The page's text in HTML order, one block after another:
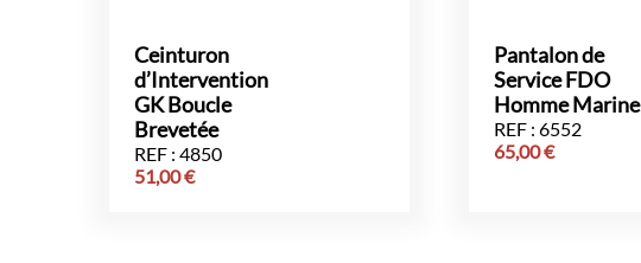
Ceinturon
d’Intervention
GK Boucle
Brevetée
REF : 4850
51,00€
Pantalon de
Service FDO
Homme Marine
REF : 6552
65,00€